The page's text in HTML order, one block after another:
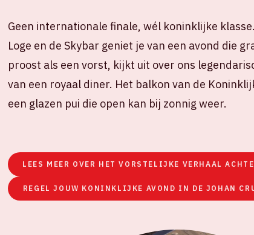
Geen internationale finale, wél koninklijke
Loge en de Skybar geniet je van een avond die
proost als een vorst, kijkt uit over ons
van een royaal diner. Het balkon van de
een glazen pui die open kan bij zonnig weer.
LEES MEER OVER HET VORSTELIJKE VERHAAL
REGEL JOUW KONINKLIJKE AVOND IN DE JOHAN